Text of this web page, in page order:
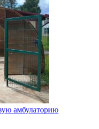
амбулаторию